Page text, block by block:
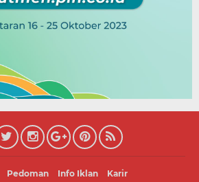
Pedoman Info Iklan Karir